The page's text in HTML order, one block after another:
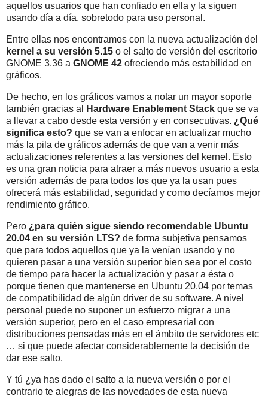
aquellos usuarios que han confiado en ella y la siguen
usando día a día, sobretodo para uso personal.
Entre ellas nos encontramos con la nueva actualización del
kernel a su versión 5.15 o el salto de versión del escritorio
GNOME 3.36 a GNOME 42 ofreciendo más estabilidad en
gráficos.
De hecho, en los gráficos vamos a notar un mayor soporte
también gracias al
Hardware Enablement Stack que se va
a llevar a cabo desde esta versión y en consecutivas. ¿Qué
significa esto? que se van a enfocar en actualizar mucho
más la pila de gráficos además de que van a venir más
actualizaciones referentes a las versiones del kernel. Esto
es una gran noticia para atraer a más nuevos usuario a esta
versión además de para todos los que ya la usan pues
ofrecerá más estabilidad, seguridad y como decíamos mejor
rendimiento gráfico.
Pero ¿para quién sigue siendo recomendable Ubuntu
20.04 en su versión LTS? de forma subjetiva pensamos
que para todos aquellos que ya la venían usando y no
quieren pasar a una versión superior bien sea por el costo
de tiempo para hacer la actualización y pasar a ésta o
porque tienen que mantenerse en Ubuntu 20.04 por temas
de compatibilidad de algún driver de su software. A nivel
personal puede no suponer un esfuerzo migrar a una
versión superior, pero en el caso empresarial con
distribuciones pensadas más en el ámbito de servidores etc
… si que puede afectar considerablemente la decisión de
dar ese salto.
Y tú ¿ya has dado el salto a la nueva versión o por el
contrario te alegras de las novedades de esta nueva